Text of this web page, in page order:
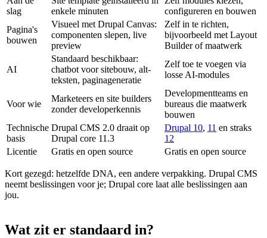
slag
enkele minuten
configureren en bouwen
Pagina's
bouwen
Visueel met Drupal Canvas:
componenten slepen, live
preview
Zelf in te richten,
bijvoorbeeld met Layout
Builder of maatwerk
AI
Standaard beschikbaar:
chatbot voor sitebouw, alt-
teksten, paginageneratie
Zelf toe te voegen via
losse AI-modules
Voor wie
Marketeers en site builders
zonder developerkennis
Developmentteams en
bureaus die maatwerk
bouwen
Technische
basis
Drupal CMS 2.0 draait op
Drupal core 11.3
Drupal 10, 11 en straks
12
Licentie
Gratis en open source Gratis en open source
Kort gezegd: hetzelfde DNA, een andere verpakking. Drupal CMS
neemt beslissingen voor je; Drupal core laat alle beslissingen aan
jou.
Wat zit er standaard in?